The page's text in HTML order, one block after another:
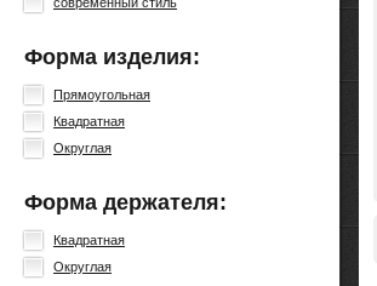
Форма изделия:
Прямоугольная
Квадратная
Округлая
Форма держателя:
Квадратная
Округлая